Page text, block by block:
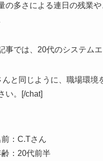
の多さによる連日の残業
事では、20代のシステム
んと同じように、職場環境
い。[/chat]
前：C.Tさん
齢：20代前半